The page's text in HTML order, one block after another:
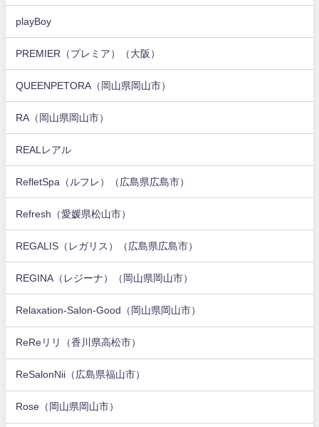
playBoy
PREMIER（プレミア）（大阪）
QUEENPETORA（岡山県岡山市）
RA（岡山県岡山市）
REALレアル
RefletSpa（ルフレ）（広島県広島市）
Refresh（愛媛県松山市）
REGALIS（レガリス）（広島県広島市）
REGINA（レジーナ）（岡山県岡山市）
Relaxation-Salon-Good（岡山県岡山市）
ReReリリ（香川県高松市）
ReSalonNii（広島県福山市）
Rose（岡山県岡山市）